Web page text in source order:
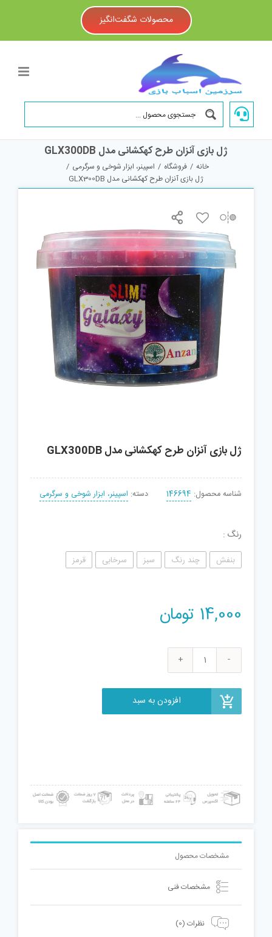
محصولات شگفت‌انگیز
ژل بازی آنزان طرح کهکشانی مدل GLX300DB
خانه / فروشگاه / اسپینر، ابزار شوخی و سرگرمی /
ژل بازی آنزان طرح کهکشانی مدل GLX300DB
ژل بازی آنزان طرح کهکشانی مدل GLX300DB
شناسه محصول: 146694 دسته: اسپینر، ابزار شوخی و سرگرمی
رنگ
بنفش چند رنگ سبز سرخابی قرمز
14,000 تومان
ژل
افزودن به سبد
مشخصات محصول
مشخصات فنی
نظرات (0)